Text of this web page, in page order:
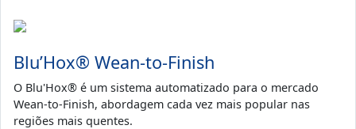
Blu’Hox® Wean-to-Finish
O Blu'Hox® é um sistema automatizado para o mercado
Wean-to-Finish, abordagem cada vez mais popular nas
regiões mais quentes.